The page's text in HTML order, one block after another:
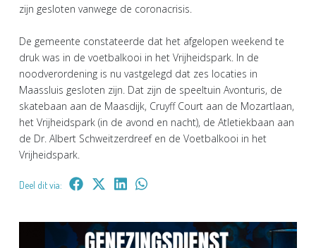
zijn gesloten vanwege de coronacrisis.
De gemeente constateerde dat het afgelopen weekend te
druk was in de voetbalkooi in het Vrijheidspark. In de
noodverordening is nu vastgelegd dat zes locaties in
Maassluis gesloten zijn. Dat zijn de speeltuin Avonturis, de
skatebaan aan de Maasdijk, Cruyff Court aan de Mozartlaan,
het Vrijheidspark (in de avond en nacht), de Atletiekbaan aan
de Dr. Albert Schweitzerdreef en de Voetbalkooi in het
Vrijheidspark.
Deel dit via: